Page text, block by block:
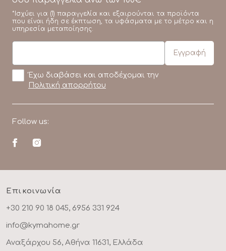
*Ισχύει για (1) παραγγελία και εξαιρούνται τα προϊόντα
που είναι ήδη σε έκπτωση, τα υφάσματα με το μέτρο και η
υπηρεσία μεταποίησης.
Έχω διαβάσει και αποδέχομαι την
Πολιτική απορρήτου
Follow us:
Επικοινωνία
+30 210 90 18 045, 6956 331 924
info@kymahome.gr
Αναξάρχου 56, Αθήνα 11631, Ελλάδα